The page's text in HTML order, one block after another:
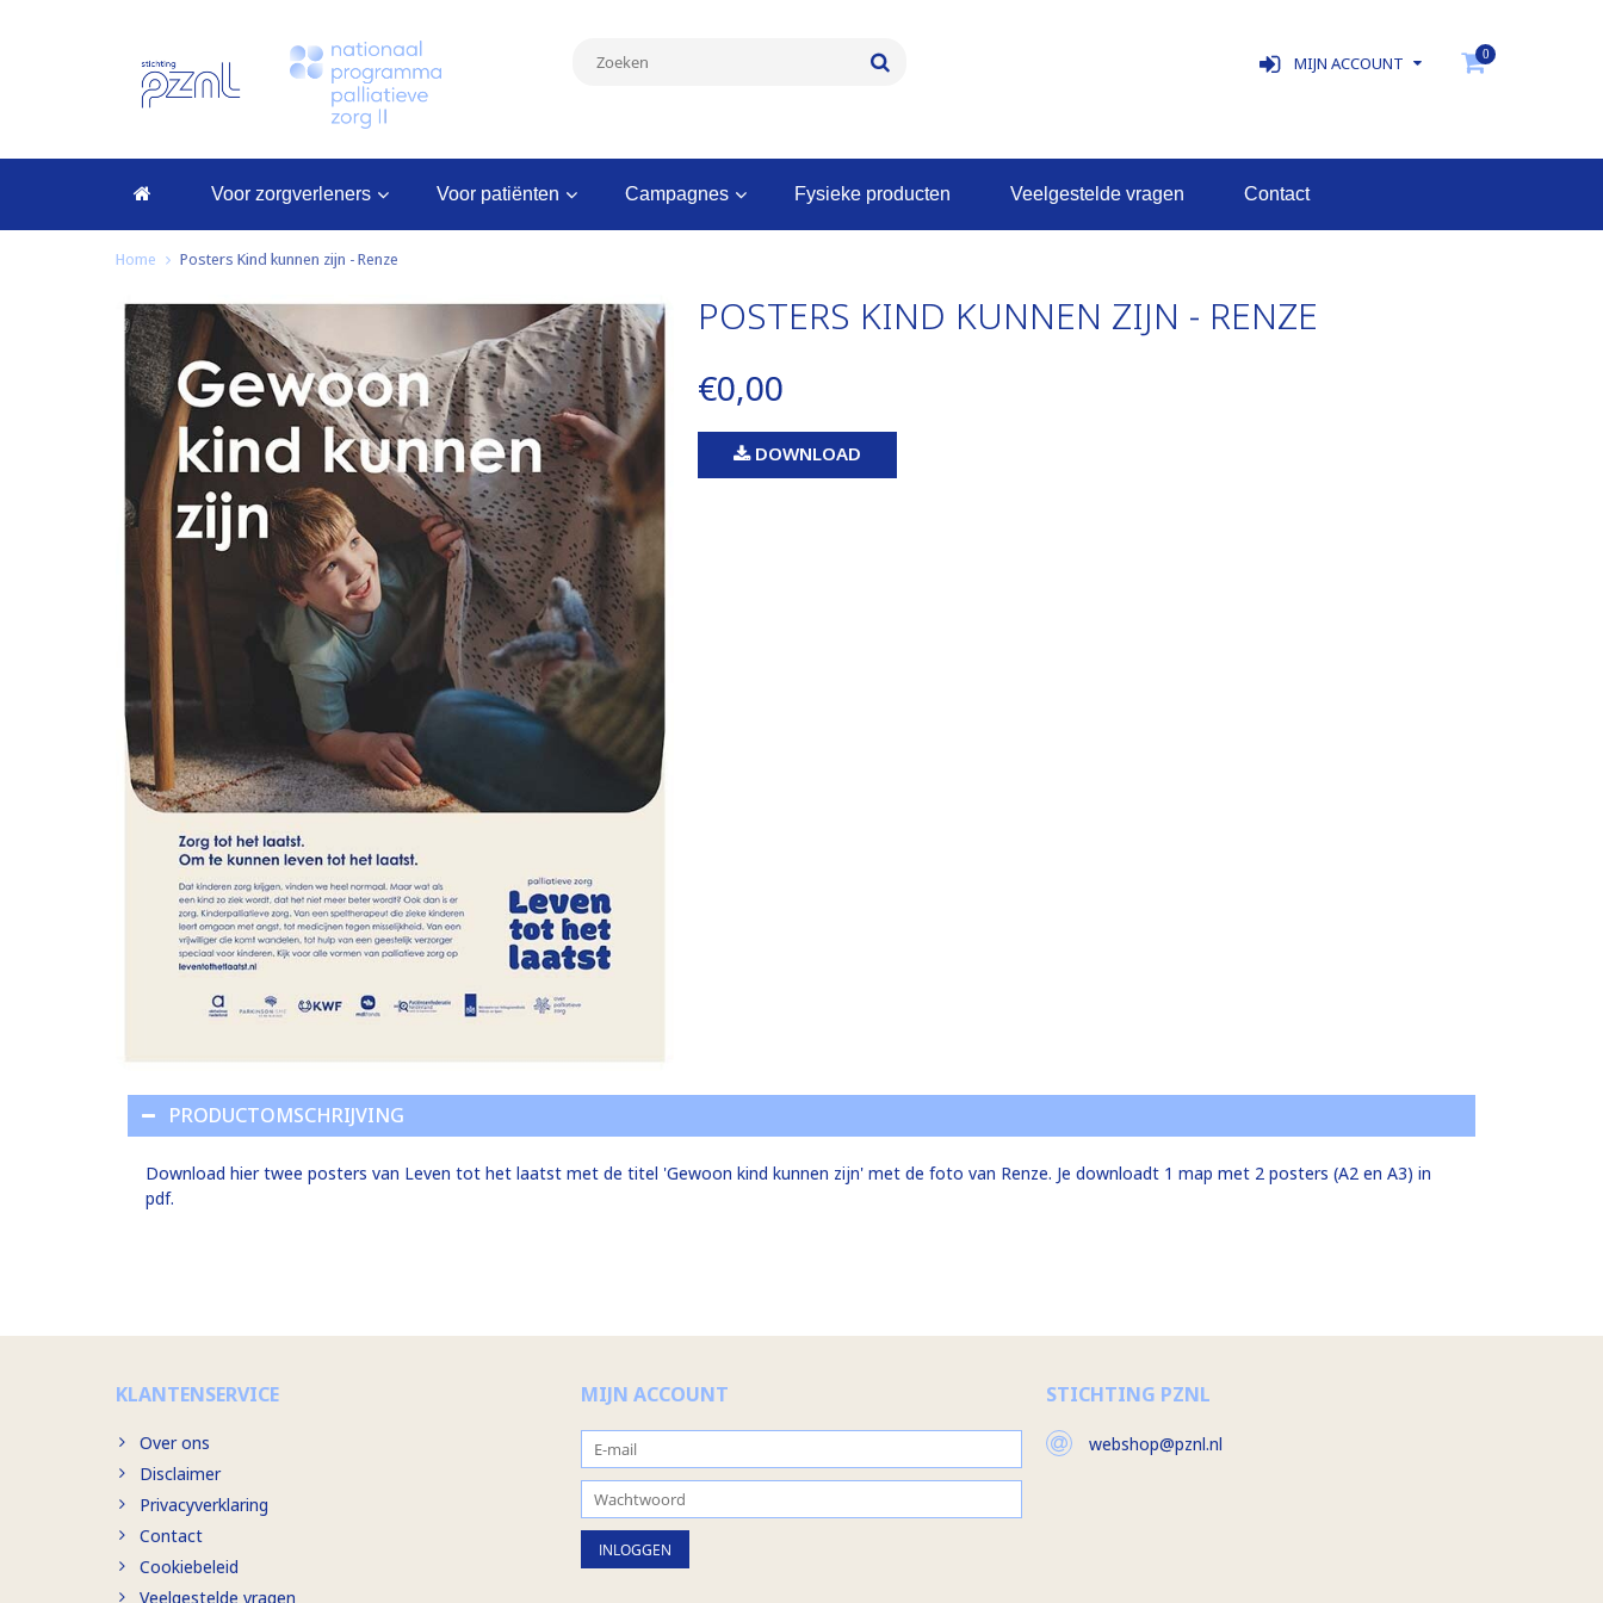
0
MIJN ACCOUNT
voor zorgverleners voor patiënten campagnes fysieke producten veelgestelde vragen contact
Home Posters Kind kunnen zijn - Renze
POSTERS KIND KUNNEN ZIJN - RENZE
€0,00
DOWNLOAD
PRODUCTOMSCHRIJVING
Download hier twee posters van Leven tot het laatst met de titel 'Gewoon kind kunnen zijn' met de foto van Renze. Je downloadt 1 map met 2 posters (A2 en A3) in
pdf.
KLANTENSERVICE
Over ons
Disclaimer
Privacyverklaring
Contact
Cookiebeleid
Veelgestelde vragen
MIJN ACCOUNT STICHTING PZNL
webshop@pznl.nl